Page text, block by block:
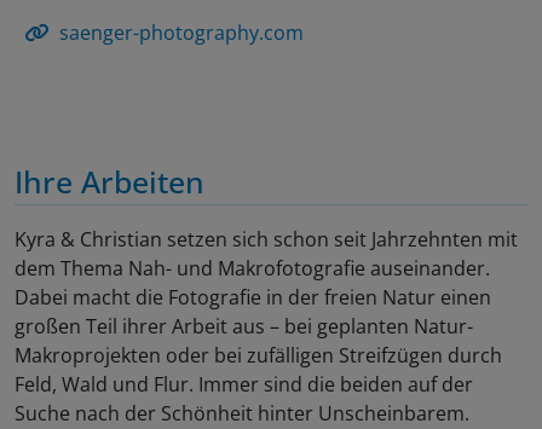
saenger-photography.com
Ihre Arbeiten
Kyra & Christian setzen sich schon seit Jahrzehnten mit
dem Thema Nah- und Makrofotografie auseinander.
Dabei macht die Fotografie in der freien Natur einen
großen Teil ihrer Arbeit aus – bei geplanten Natur-
Makroprojekten oder bei zufälligen Streifzügen durch
Feld, Wald und Flur. Immer sind die beiden auf der
Suche nach der Schönheit hinter Unscheinbarem.